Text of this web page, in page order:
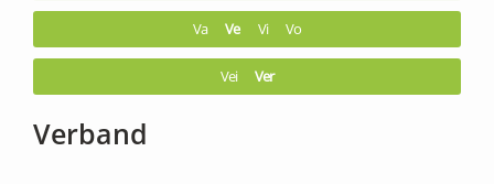
Va Ve Vi Vo
Vei Ver
Verband